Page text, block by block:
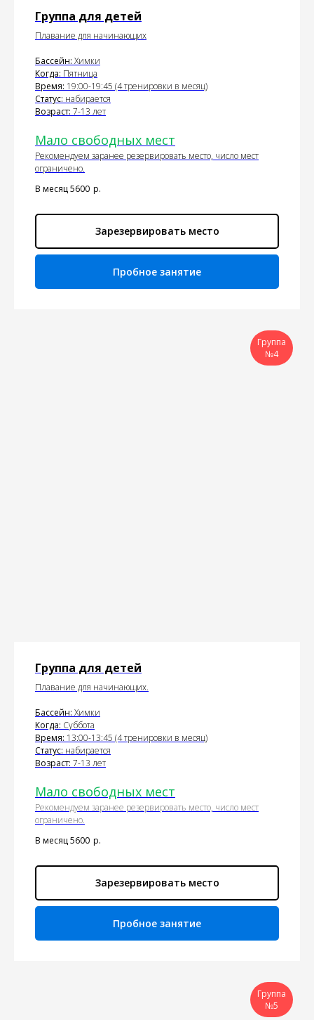
Группа для детей
Плавание для начинающих
Бассейн: Химки
Когда: Пятница
Время: 19:00-19:45 (4 тренировки в месяц)
Статус: набирается
Возраст: 7-13 лет
Мало свободных мест
Рекомендуем заранее резервировать место, число мест
ограничено.
В месяц 5600 р.
Зарезервировать место
Пробное занятие
Группа
№4
Группа для детей
Плавание для начинающих.
Бассейн: Химки
Когда: Суббота
Время: 13:00-13:45 (4 тренировки в месяц)
Статус: набирается
Возраст: 7-13 лет
Мало свободных мест
Рекомендуем заранее резервировать место, число мест
ограничено.
В месяц 5600 р.
Зарезервировать место
Пробное занятие
Группа
№5